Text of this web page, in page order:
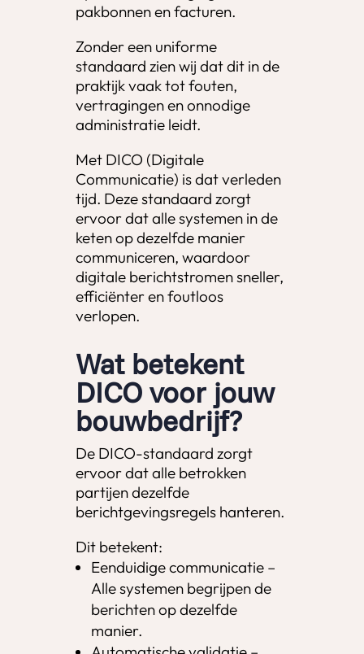
pakbonnen en facturen.
Zonder een uniforme
standaard zien wij dat dit in de
praktijk vaak tot fouten,
vertragingen en onnodige
administratie leidt.
Met DICO (Digitale
Communicatie) is dat verleden
tijd. Deze standaard zorgt
ervoor dat alle systemen in de
keten op dezelfde manier
communiceren, waardoor
digitale berichtstromen sneller,
efficiënter en foutloos
verlopen.
Wat betekent
DICO voor jouw
bouwbedrijf?
De DICO-standaard zorgt
ervoor dat alle betrokken
partijen dezelfde
berichtgevingsregels hanteren.
Dit betekent:
Eenduidige communicatie –
Alle systemen begrijpen de
berichten op dezelfde
manier.